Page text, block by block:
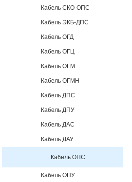
Кабель СКО-ОПС
Кабель ЭКБ-ДПС
Кабель ОГД
Кабель ОГЦ
Кабель ОГМ
Кабель ОГМН
Кабель ДПС
Кабель ДПУ
Кабель ДАС
Кабель ДАУ
Кабель ОПС
Кабель ОПУ